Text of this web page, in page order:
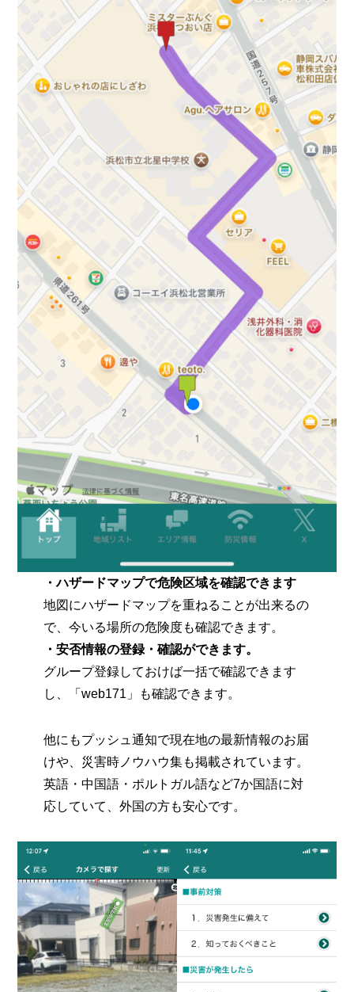
・ハザードマップで危険区域を確認できます
地図にハザードマップを重ねることが出来るの
で、今いる場所の危険度も確認できます。
・安否情報の登録・確認ができます。
グループ登録しておけば一括で確認できます
し、「web171」も確認できます。
他にもプッシュ通知で現在地の最新情報のお届
けや、災害時ノウハウ集も掲載されています。
英語・中国語・ポルトガル語など7か国語に対
応していて、外国の方も安心です。